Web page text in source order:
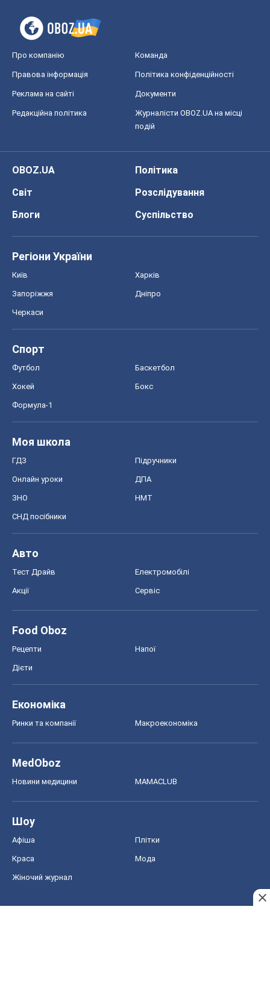
Про компанію Команда
Правова інформація Політика конфіденційності
Реклама на сайті Документи
Редакційна політика
Журналісти OBOZ.UA на місці
подій
OBOZ.UA
Політика
Світ
Розслідування
Блоги
Суспільство
Регіони України
Київ Харків
Запоріжжя Дніпро
Черкаси
Спорт
Футбол Баскетбол
Хокей Бокс
Формула-1
Моя школа
ГДЗ Підручники
Онлайн уроки ДПА
ЗНО НМТ
СНД посібники
Авто
Тест Драйв Електромобілі
Акції Сервіс
Food Oboz
Рецепти Напої
Дієти
Економіка
Ринки та компанії Макроекономіка
MedOboz
Новини медицини MAMACLUB
Шоу
Афіша Плітки
Краса Мода
Жіночий журнал